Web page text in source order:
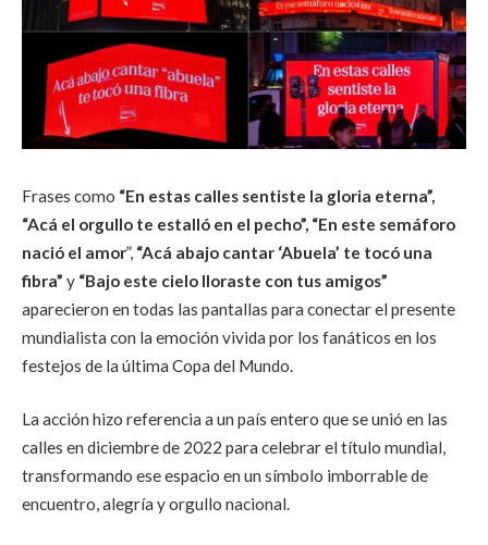
Frases como “En estas calles sentiste la gloria eterna”,
“Acá el orgullo te estalló en el pecho”, “En este semáforo
nació el amor”, “Acá abajo cantar ‘Abuela’ te tocó una
fibra” y “Bajo este cielo lloraste con tus amigos”
aparecieron en todas las pantallas para conectar el presente
mundialista con la emoción vivida por los fanáticos en los
festejos de la última Copa del Mundo.
La acción hizo referencia a un país entero que se unió en las
calles en diciembre de 2022 para celebrar el título mundial,
transformando ese espacio en un símbolo imborrable de
encuentro, alegría y orgullo nacional.